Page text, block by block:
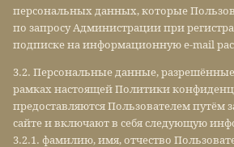
персональных данных, которые
по запросу Администрации при
подписке на информационную e-mail
3.2. Персональные данные, разрешённые
рамках настоящей Политики
предоставляются Пользователем путём
сайте и включают в себя следующую
3.2.1. фамилию, имя, отчество